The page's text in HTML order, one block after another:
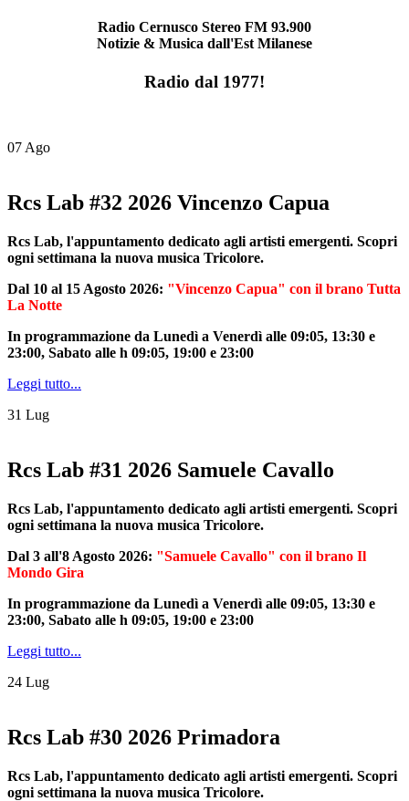
Radio Cernusco Stereo FM 93.900
Notizie & Musica dall'Est Milanese
Radio dal 1977!
07 Ago
Rcs Lab #32 2026 Vincenzo Capua
Rcs Lab, l'appuntamento dedicato agli artisti emergenti. Scopri
ogni settimana la nuova musica Tricolore.
Dal 10 al 15 Agosto 2026: "Vincenzo Capua" con il brano Tutta
La Notte
In programmazione da Lunedì a Venerdì alle 09:05, 13:30 e
23:00, Sabato alle h 09:05, 19:00 e 23:00
Leggi tutto...
31 Lug
Rcs Lab #31 2026 Samuele Cavallo
Rcs Lab, l'appuntamento dedicato agli artisti emergenti. Scopri
ogni settimana la nuova musica Tricolore.
Dal 3 all'8 Agosto 2026: "Samuele Cavallo" con il brano Il
Mondo Gira
In programmazione da Lunedì a Venerdì alle 09:05, 13:30 e
23:00, Sabato alle h 09:05, 19:00 e 23:00
Leggi tutto...
24 Lug
Rcs Lab #30 2026 Primadora
Rcs Lab, l'appuntamento dedicato agli artisti emergenti. Scopri
ogni settimana la nuova musica Tricolore.